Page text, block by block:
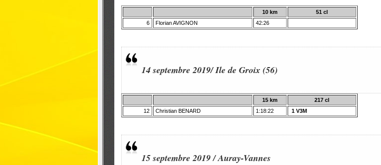
10 km
51 cl
6
Florian AVIGNON 42:26
14 septembre 2019/ Ile de Groix (56)
15 km
217 cl
12
Christian BENARD 1:18:22 1 V3M
15 septembre 2019 /Auray-Vannes